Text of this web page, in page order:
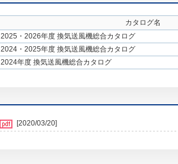
カタログ名
2025・2026年度 換気送風機総合カタログ
2024・2025年度 換気送風機総合カタログ
2024年度 換気送風機総合カタログ
[2020/03/20]